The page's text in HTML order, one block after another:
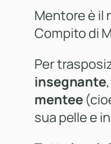
Mentore è il
Compito di
Per
insegnante
mentee(
sua pelle e